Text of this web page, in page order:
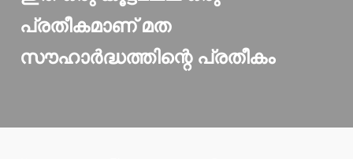
പ്രതീകമാണ് മത
സൗഹാര്‍ദ്ധത്തിന്റെ പ്രതീകം